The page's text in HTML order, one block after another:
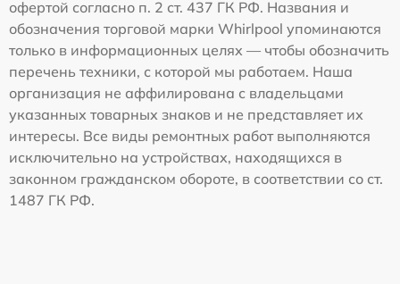
офертой согласно п. 2 ст. 437 ГК РФ. Названия и
обозначения торговой марки Whirlpool упоминаются
только в информационных целях — чтобы обозначить
перечень техники, с которой мы работаем. Наша
организация не аффилирована с владельцами
указанных товарных знаков и не представляет их
интересы. Все виды ремонтных работ выполняются
исключительно на устройствах, находящихся в
законном гражданском обороте, в соответствии со ст.
1487 ГК РФ.